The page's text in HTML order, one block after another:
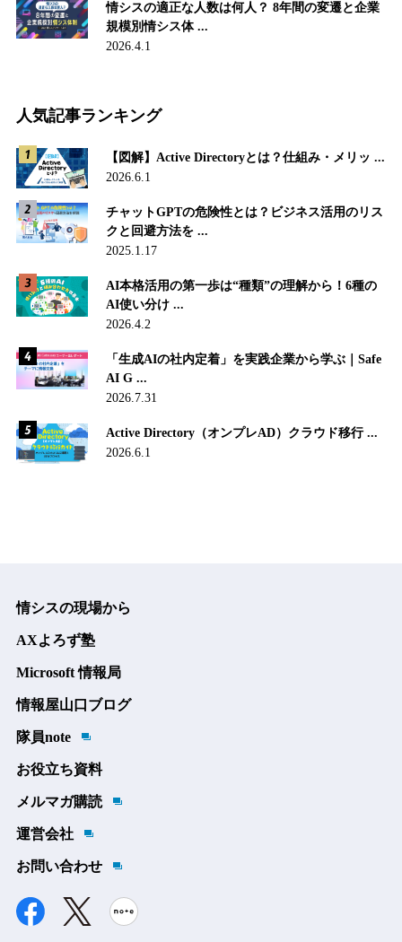
情シスの適正な人数は何人？ 8年間の変遷と企業
規模別情シス体 ...
2026.4.1
人気記事ランキング
【図解】Active Directoryとは？仕組み・メリッ ...
2026.6.1
チャットGPTの危険性とは？ビジネス活用のリス
クと回避方法を ...
2025.1.17
AI本格活用の第一歩は“種類”の理解から！6種の
AI使い分け ...
2026.4.2
「生成AIの社内定着」を実践企業から学ぶ｜Safe
AI G ...
2026.7.31
Active Directory（オンプレAD）クラウド移行 ...
2026.6.1
情シスの現場から
AXよろず塾
Microsoft 情報局
情報屋山口ブログ
隊員note
お役立ち資料
メルマガ購読
運営会社
お問い合わせ